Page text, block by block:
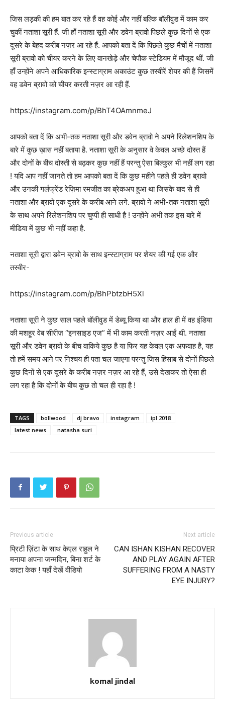
जिस लड़की की हम बात कर रहे हैं वह कोई और नहीं बल्कि बॉलीवुड में काम कर
चुकीं नताशा सूरी हैं. जी हाँ नताशा सूरी और डवेन ब्रावो पिछले कुछ दिनों से एक
दूसरे के बेहद करीब नज़र आ रहे हैं. आपको बता दें कि पिछले कुछ मैचों में नताशा
सूरी ब्रावो को चीयर करने के लिए वानखेड़े और चेपौक स्टेडियम में मौजूद थीं. जी
हाँ उन्होंने अपने आधिकारिक इन्स्टाग्राम अकाउंट कुछ तस्वीरें शेयर की हैं जिसमें
वह डवेन ब्रावो को चीयर करती नज़र आ रही हैं.
https://instagram.com/p/BhT4OAmnmeJ
आपको बता दें कि अभी-तक नताशा सूरी और डवेन ब्रावो ने अपने रिलेशनशिप के
बारे में कुछ ख़ास नहीं बताया है. नताशा सूरी के अनुसार वे केवल अच्छे दोस्त हैं
और दोनों के बीच दोस्ती से बढ़कर कुछ नहीं हैं परन्तु ऐसा बिल्कुल भी नहीं लग रहा
! यदि आप नहीं जानते तो हम आपको बता दें कि कुछ महीने पहले ही डवेन ब्रावो
और उनकी गर्लफ्रेंड रेज़िमा रमजीत का ब्रेकअप हुआ था जिसके बाद से ही
नताशा और ब्रावो एक दूसरे के करीब आने लगे. ब्रावो ने अभी-तक नताशा सूरी
के साथ अपने रिलेशनशिप पर चुप्पी ही साधी है ! उन्होंने अभी तक इस बारे में
मीडिया में कुछ भी नहीं कहा है.
नताशा सूरी द्वारा डवेन ब्रावो के साथ इन्स्टाग्राम पर शेयर की गई एक और
तस्वीर-
https://instagram.com/p/BhPbtzbH5Xl
नताशा सूरी ने कुछ साल पहले बॉलीवुड में डेब्यू किया था और हाल ही में वह इंडिया
की मशहूर वेब सीरीज़ “इनसाइड एज” में भी काम करती नज़र आईं थी. नताशा
सूरी और डवेन ब्रावो के बीच वाकिये कुछ है या फिर यह केवल एक अफवाह है, यह
तो हमें समय आने पर निश्चय ही पता चल जाएगा परन्तु जिस हिसाब से दोनों पिछले
कुछ दिनों से एक दूसरे के करीब नज़र नज़र आ रहे हैं, उसे देखकर तो ऐसा ही
लग रहा है कि दोनों के बीच कुछ तो चल ही रहा है !
TAGS bollwood dj bravo instagram
ipl 2018
latest news
natasha suri
Previous article
प्रिटी ज़िंटा के साथ केएल राहुल ने
मनाया अपना जन्मदिन, बिना शर्ट के
काटा केक ! यहाँ देखें वीडियो
Next article
CAN ISHAN KISHAN RECOVER
AND PLAY AGAIN AFTER
SUFFERING FROM A NASTY
EYE INJURY?
komal jindal